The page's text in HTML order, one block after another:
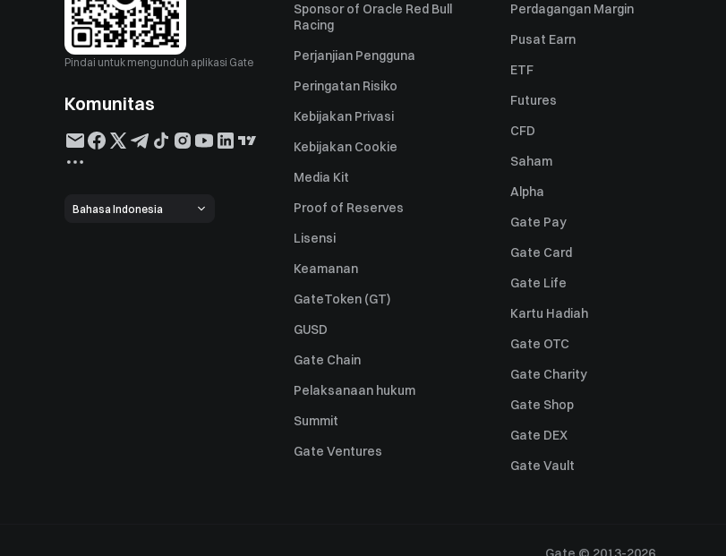
Pindai untuk mengunduh aplikasi Gate
Komunitas
Bahasa Indonesia
Sponsor of Oracle Red Bull
Racing
Perjanjian Pengguna
Peringatan Risiko
Kebijakan Privasi
Kebijakan Cookie
Media Kit
Proof of Reserves
Lisensi
Keamanan
GateToken (GT)
GUSD
Gate Chain
Pelaksanaan hukum
Summit
Gate Ventures
Perdagangan Margin
Pusat Earn
ETF
Futures
CFD
Saham
Alpha
Gate Pay
Gate Card
Gate Life
Kartu Hadiah
Gate OTC
Gate Charity
Gate Shop
Gate DEX
Gate Vault